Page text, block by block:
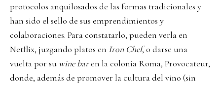
protocolos anquilosados de las formas tradicionales y
han sido el sello de sus emprendimientos y
colaboraciones. Para constatarlo, pueden verla en
Netflix, juzgando platos en Iron Chef, o darse una
vuelta por su wine baren la colonia Roma, Provocateur,
donde, además de promover la cultura del vino (sin